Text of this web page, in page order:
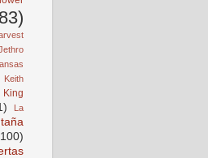
Keith
King
La